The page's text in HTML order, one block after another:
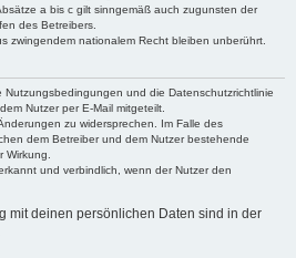
a bis c gilt sinngemäß auch zugunsten der
des Betreibers.
zwingendem nationalem Recht bleiben unberührt.
Nutzungsbedingungen und die Datenschutzrichtlinie
Nutzer per E-Mail mitgeteilt.
zu widersprechen. Im Falle des
dem Betreiber und dem Nutzer bestehende
Wirkung.
und verbindlich, wenn der Nutzer den
mit deinen persönlichen Daten sind in der